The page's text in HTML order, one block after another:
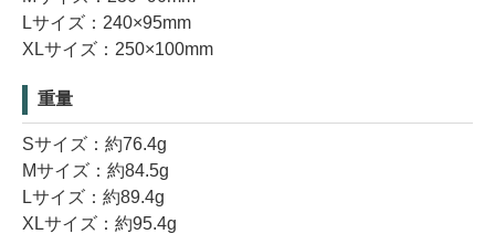
Lサイズ：240×95mm
XLサイズ：250×100mm
重量
Sサイズ：約76.4g
Mサイズ：約84.5g
Lサイズ：約89.4g
XLサイズ：約95.4g